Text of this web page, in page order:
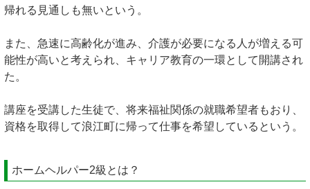
帰れる見通しも無いという。
また、急速に高齢化が進み、介護が必要になる人が増える可
能性が高いと考えられ、キャリア教育の一環として開講され
た。
講座を受講した生徒で、将来福祉関係の就職希望者もおり、
資格を取得して浪江町に帰って仕事を希望しているという。
ホームヘルパー2級とは？